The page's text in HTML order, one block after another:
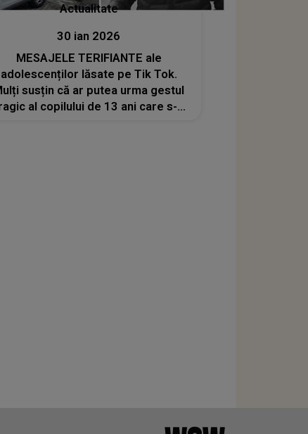
Actualitate
30 ian 2026
MESAJELE TERIFIANTE ale
adolescenților lăsate pe Tik Tok.
susțin că ar putea urma gestul
al copilului de 13 ani care s-a